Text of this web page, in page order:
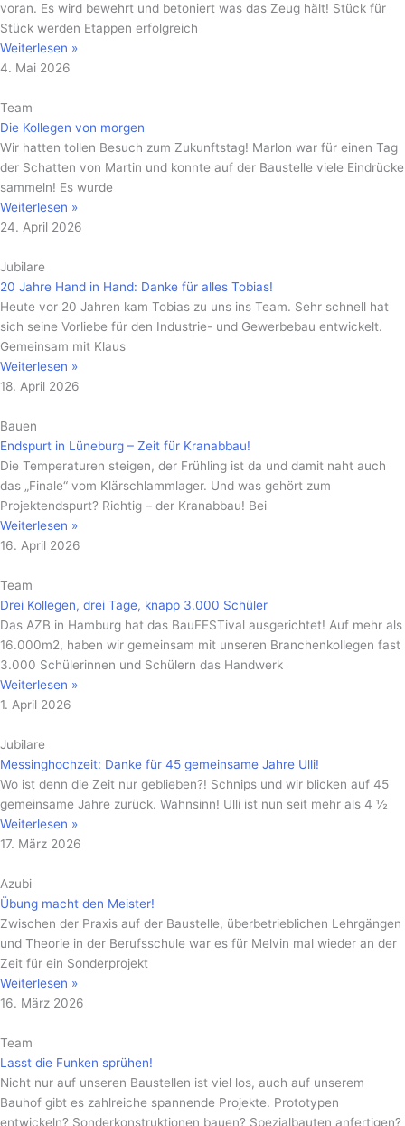
voran. Es wird bewehrt und betoniert was das Zeug hält! Stück für
Stück werden Etappen erfolgreich
Weiterlesen »
4. Mai 2026
Team
Die Kollegen von morgen
Wir hatten tollen Besuch zum Zukunftstag! Marlon war für einen Tag
der Schatten von Martin und konnte auf der Baustelle viele Eindrücke
sammeln! Es wurde
Weiterlesen »
24. April 2026
Jubilare
20 Jahre Hand in Hand: Danke für alles Tobias!
Heute vor 20 Jahren kam Tobias zu uns ins Team. Sehr schnell hat
sich seine Vorliebe für den Industrie- und Gewerbebau entwickelt.
Gemeinsam mit Klaus
Weiterlesen »
18. April 2026
Bauen
Endspurt in Lüneburg – Zeit für Kranabbau!
Die Temperaturen steigen, der Frühling ist da und damit naht auch
das „Finale“ vom Klärschlammlager. Und was gehört zum
Projektendspurt? Richtig – der Kranabbau! Bei
Weiterlesen »
16. April 2026
Team
Drei Kollegen, drei Tage, knapp 3.000 Schüler
Das AZB in Hamburg hat das BauFESTival ausgerichtet! Auf mehr als
16.000m2, haben wir gemeinsam mit unseren Branchenkollegen fast
3.000 Schülerinnen und Schülern das Handwerk
Weiterlesen »
1. April 2026
Jubilare
Messinghochzeit: Danke für 45 gemeinsame Jahre Ulli!
Wo ist denn die Zeit nur geblieben?! Schnips und wir blicken auf 45
gemeinsame Jahre zurück. Wahnsinn! Ulli ist nun seit mehr als 4 ½
Weiterlesen »
17. März 2026
Azubi
Übung macht den Meister!
Zwischen der Praxis auf der Baustelle, überbetrieblichen Lehrgängen
und Theorie in der Berufsschule war es für Melvin mal wieder an der
Zeit für ein Sonderprojekt
Weiterlesen »
16. März 2026
Team
Lasst die Funken sprühen!
Nicht nur auf unseren Baustellen ist viel los, auch auf unserem
Bauhof gibt es zahlreiche spannende Projekte. Prototypen
entwickeln? Sonderkonstruktionen bauen? Spezialbauten anfertigen?